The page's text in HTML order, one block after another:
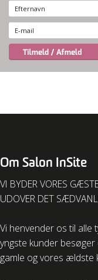
Om Salon InSite
VI BYDER VORES
UDOVER DET
Vi henvender os til alle
yngste kunder
gamle og vores ældste